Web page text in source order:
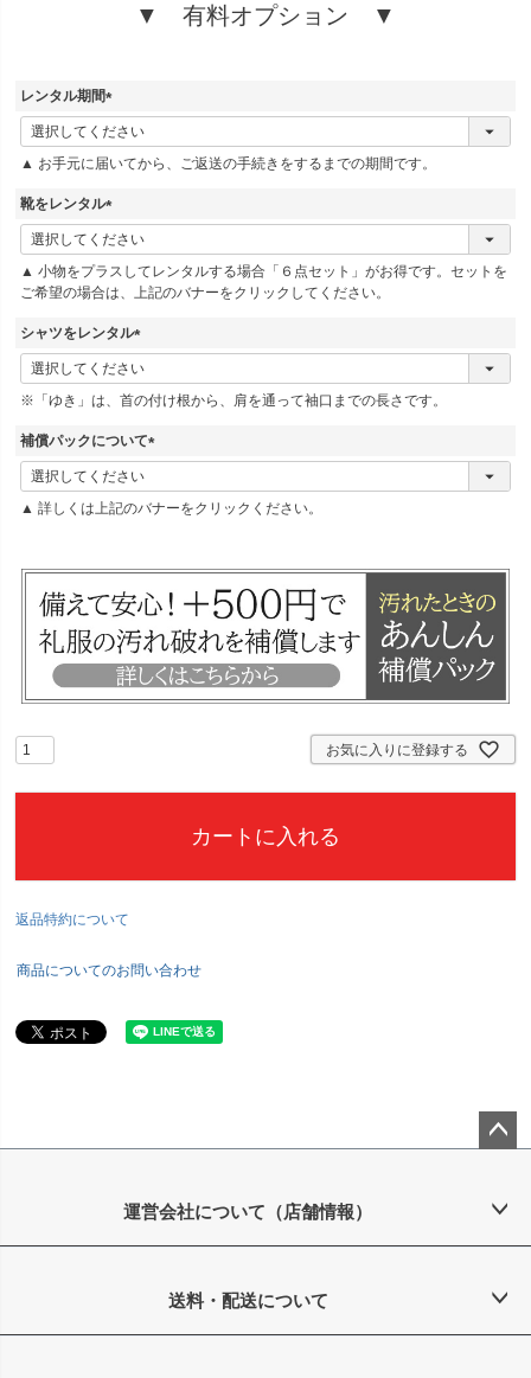
▼ 有料オプション ▼
レンタル期間
(
必
須
▲ お手元に届いてから、ご返送の手続きをするまでの期間です。
靴をレンタル
(
必
須
)
▲ 小物をプラスしてレンタルする場合「６点セット」がお得です。セットを
ご希望の場合は、上記のバナーをクリックしてください。
シャツをレンタル
(
必
須
※「ゆき」は、首の付け根から、肩を通って袖口までの長さです。
補償パックについて
(
必
須
▲ 詳しくは上記のバナーをクリックください。
お気に入りに登録する
カートに入れる
返品特約について
商品についてのお問い合わせ
ップ
運営会社について（店舗情報）
送料・配送について